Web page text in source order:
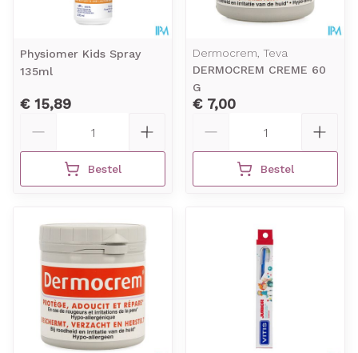
Physiomer Kids Spray
135ml
€ 15,89
Bestel
Dermocrem, Teva
DERMOCREM CREME 60
G
€ 7,00
Bestel